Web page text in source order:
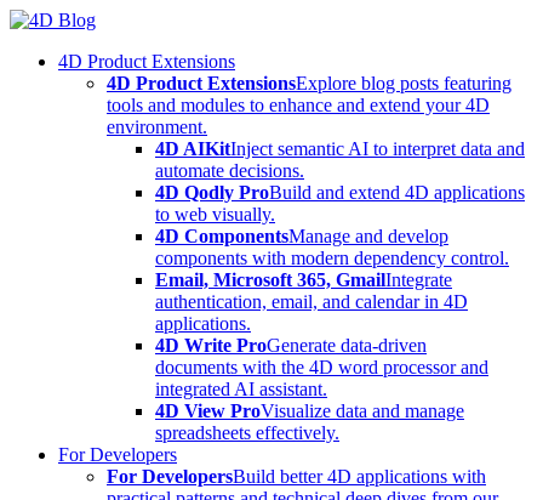
Skip
content4D Product Extensions
4D Product ExtensionsExplore blog posts featuring
tools and modules to enhance and extend your 4D
environment.
4D AIKitInject semantic AI to interpret data and
automate decisions.
4D Qodly ProBuild and extend 4D applications
to web visually.
4D ComponentsManage and develop
components with modern dependency control.
Email, Microsoft 365, GmailIntegrate
authentication, email, and calendar in 4D
applications.
4D Write ProGenerate data-driven
documents with the 4D word processor and
integrated AI assistant.
4D View ProVisualize data and manage
spreadsheets effectively.
For Developers
For DevelopersBuild better 4D applications with